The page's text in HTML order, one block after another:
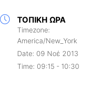
ΤΟΠΙΚΉ ΏΡΑ
Timezone:
America/New_York
Date: 09 Νοέ 2013
Time: 09:15 - 10:30